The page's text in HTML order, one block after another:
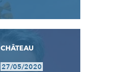
CHÂTEAU
27/05/2020